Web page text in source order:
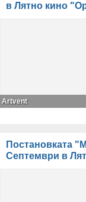
в Лятно кино
Artvent
Постановката
Септември в